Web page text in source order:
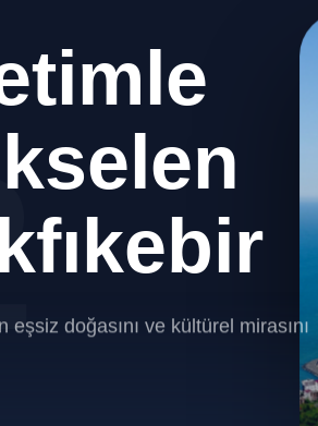
eşsiz doğasını ve kültürel mirasını